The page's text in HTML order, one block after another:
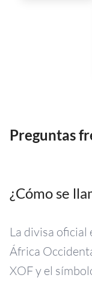
Preguntas
¿Cómo se
La divisa oficial
África
XOF y el